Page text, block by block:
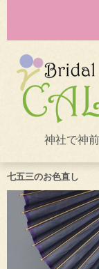
神社で神
七五三のお色直し